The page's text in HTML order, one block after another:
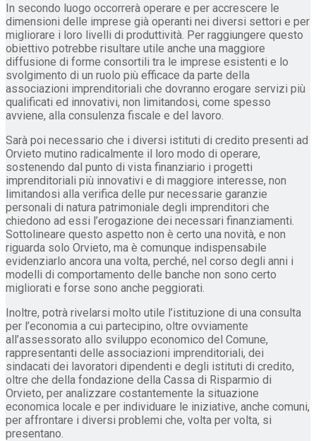
In secondo luogo occorrerà operare e per accrescere le
dimensioni delle imprese già operanti nei diversi settori e per
migliorare i loro livelli di produttività. Per raggiungere questo
obiettivo potrebbe risultare utile anche una maggiore
diffusione di forme consortili tra le imprese esistenti e lo
svolgimento di un ruolo più efficace da parte della
associazioni imprenditoriali che dovranno erogare servizi più
qualificati ed innovativi, non limitandosi, come spesso
avviene, alla consulenza fiscale e del lavoro.
Sarà poi necessario che i diversi istituti di credito presenti ad
Orvieto mutino radicalmente il loro modo di operare,
sostenendo dal punto di vista finanziario i progetti
imprenditoriali più innovativi e di maggiore interesse, non
limitandosi alla verifica delle pur necessarie garanzie
personali di natura patrimoniale degli imprenditori che
chiedono ad essi l’erogazione dei necessari finanziamenti.
Sottolineare questo aspetto non è certo una novità, e non
riguarda solo Orvieto, ma è comunque indispensabile
evidenziarlo ancora una volta, perché, nel corso degli anni i
modelli di comportamento delle banche non sono certo
migliorati e forse sono anche peggiorati.
Inoltre, potrà rivelarsi molto utile l’istituzione di una consulta
per l’economia a cui partecipino, oltre ovviamente
all’assessorato allo sviluppo economico del Comune,
rappresentanti delle associazioni imprenditoriali, dei
sindacati dei lavoratori dipendenti e degli istituti di credito,
oltre che della fondazione della Cassa di Risparmio di
Orvieto, per analizzare costantemente la situazione
economica locale e per individuare le iniziative, anche comuni,
per affrontare i diversi problemi che, volta per volta, si
presentano.